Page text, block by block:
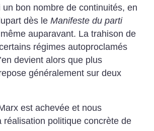
bon nombre de continuités, en
dès leManifeste du parti
auparavant. La trahison de
régimes autoproclamés
devient alors que plus
généralement sur deux
est achevée et nous
réalisation politique concrète de